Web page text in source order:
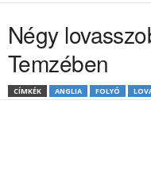
Négy
Temzében
CÍMKÉK ANGLIA FOLYÓ